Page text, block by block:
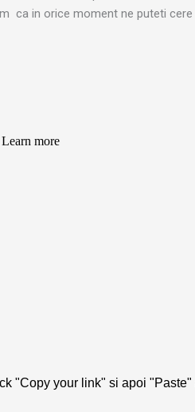
ca in orice moment ne puteti